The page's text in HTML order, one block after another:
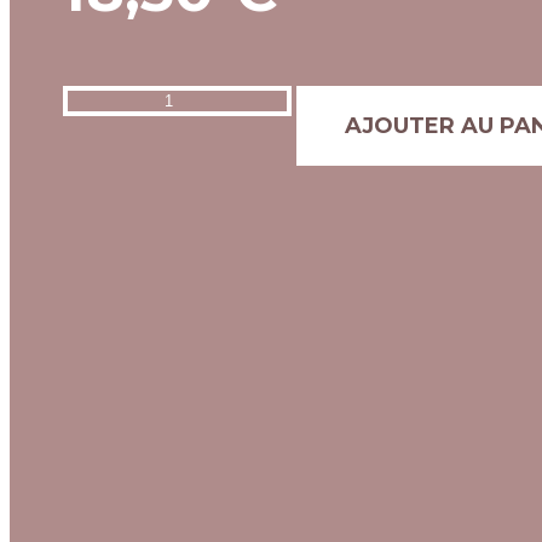
AJOUTER AU